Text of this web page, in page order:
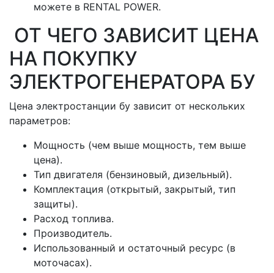
можете в RENTAL POWER.
ОТ ЧЕГО ЗАВИСИТ ЦЕНА
НА ПОКУПКУ
ЭЛЕКТРОГЕНЕРАТОРА БУ
Цена электростанции бу зависит от нескольких
параметров:
Мощность (чем выше мощность, тем выше
цена).
Тип двигателя (бензиновый, дизельный).
Комплектация (открытый, закрытый, тип
защиты).
Расход топлива.
Производитель.
Использованный и остаточный ресурс (в
моточасах).